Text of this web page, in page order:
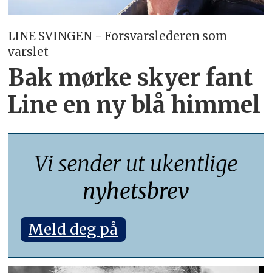
LINE SVINGEN - Forsvarslederen som
varslet
Bak mørke skyer fant
Line en ny blå himmel
Vi sender ut ukentlige
nyhetsbrev
Meld deg på